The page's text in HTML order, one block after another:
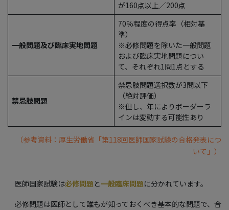
が160点以上／200点
一般問題及び臨床実地問題
70％程度の得点率（相対基
準）
※必修問題を除いた一般問題
および臨床実地問題につい
て、それぞれ1問1点とする
禁忌肢問題
禁忌肢問題選択数が3問以下
（絶対評価）
※但し、年によりボーダーラ
インは変動する可能性あり
（参考資料：厚生労働省「第118回医師国家試験の合格発表につ
いて」）
医師国家試験は必修問題 と一般臨床問題に分かれています。
必修問題は医師として誰もが知っておくべき基本的な問題で、合